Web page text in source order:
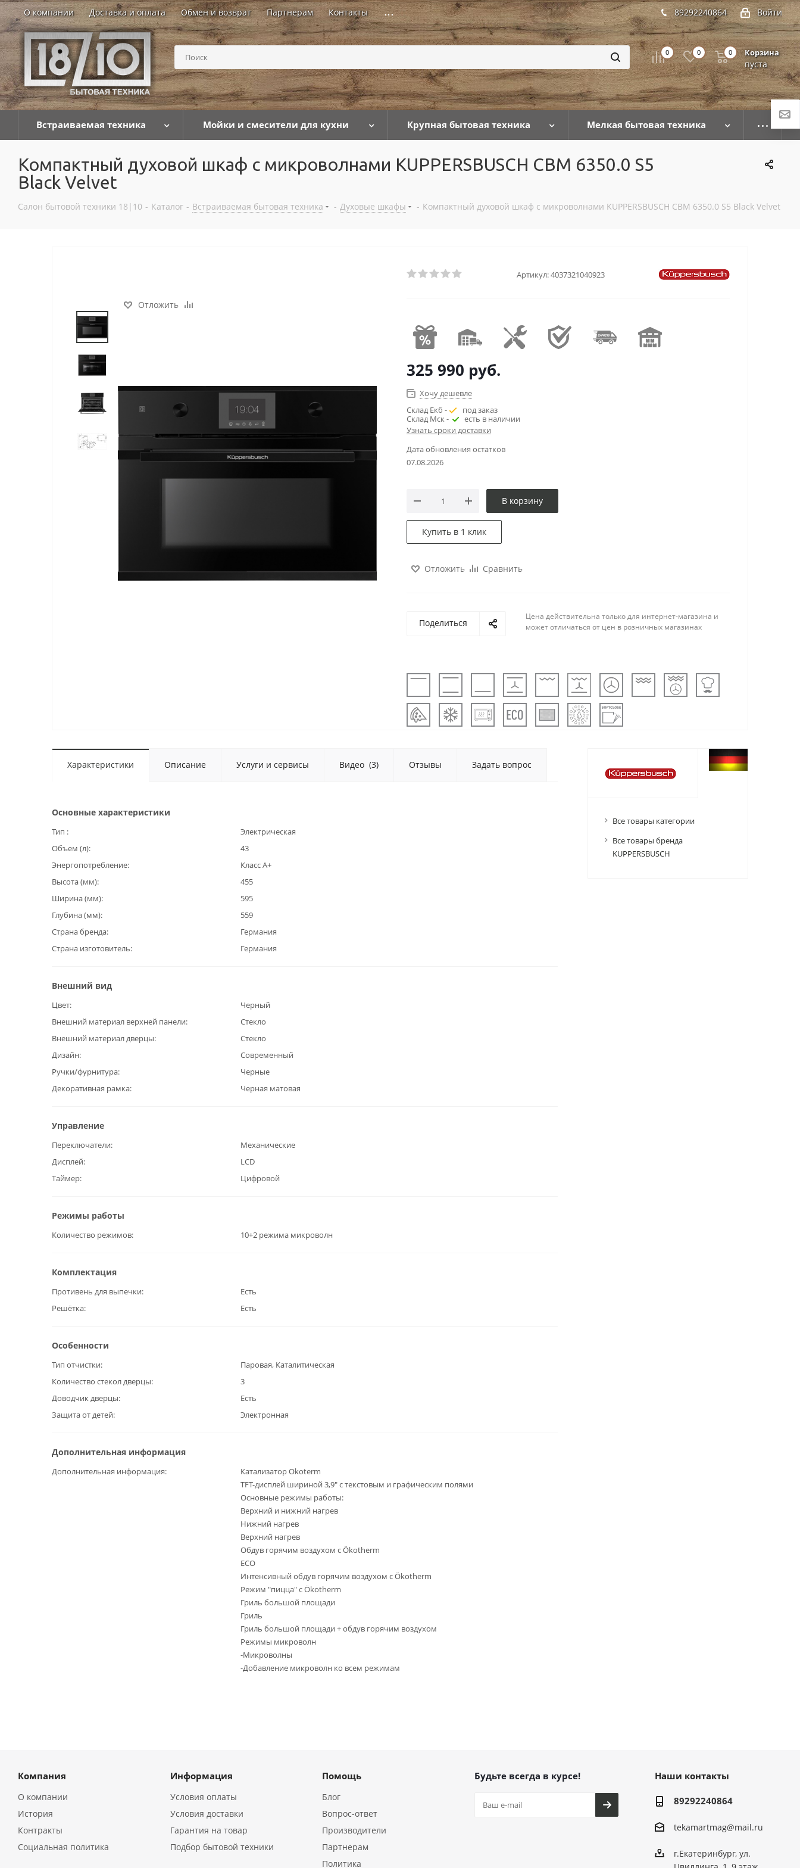
О компании Доставка и оплата Обмен и возврат Партнерам Контакты ... Войти
89292240864
0 0 Корзина
пуста
0
Встраиваемая техника Мойки и смесители для кухни Крупная бытовая техника Мелкая бытовая техника
Компактный духовой шкаф с микроволнами KUPPERSBUSCH CBM 6350.0 S5
Black Velvet
Салон бытовой техники 18|10 - Каталог - Встраиваемая бытовая техника - Духовые шкафы - Компактный духовой шкаф с микроволнами KUPPERSBUSCH CBM 6350.0 S5 Black Velvet
Отложить
Артикул:4037321040923
325 990 руб.
Хочу дешевле
Склад Екб -
под заказ
Склад Мск -
есть в наличии
Узнать сроки доставки
Дата обновления остатков
07.08.2026
В корзину
Купить в 1 клик
Отложить Сравнить
Поделиться
Цена действительна только для интернет-магазина и
может отличаться от цен в розничных магазинах
Характеристики Описание Услуги и сервисы Видео (3) Отзывы Задать вопрос
Основные характеристики
Тип
Электрическая
Объем (л)
43
Энергопотребление
Класс А+
Высота (мм)
455
Ширина (мм)
595
Глубина (мм)
559
Страна бренда
Германия
Страна изготовитель
Германия
Внешний вид
Цвет
Черный
Внешний материал верхней панели
Стекло
Внешний материал дверцы
Стекло
Дизайн
Современный
Ручки/фурнитура
Черные
Декоративная рамка
Черная матовая
Управление
Переключатели
Механические
Дисплей
LCD
Таймер
Цифровой
Режимы работы
Количество режимов 10+2 режима микроволн
Комплектация
Противень для выпечки
Есть
Решётка
Есть
Особенности
Тип отчистки
Паровая, Каталитическая
Количество стекол дверцы
3
Доводчик дверцы
Есть
Защита от детей
Электронная
Дополнительная информация
Дополнительная информация
Катализатор Okoterm
TFT-дисплей шириной 3,9" с текстовым и графическим полями
Основные режимы работы:
Верхний и нижний нагрев
Нижний нагрев
Верхний нагрев
Обдув горячим воздухом с Ökotherm
ECO
Интенсивный обдув горячим воздухом с Ökotherm
Режим "пицца" с Ökotherm
Гриль большой площади
Гриль
Гриль большой площади + обдув горячим воздухом
Режимы микроволн
-Микроволны
-Добавление микроволн ко всем режимам
Все товары категории
Все товары бренда
KUPPERSBUSCH
Компания
О компании
История
Контракты
Социальная политика
Информация
Условия оплаты
Условия доставки
Гарантия на товар
Подбор бытовой техники
Помощь
Блог
Вопрос-ответ
Производители
Партнерам
Политика
Будьте всегда в курсе! Наши контакты
89292240864
tekamartmag@mail.ru
г.Екатеринбург, ул.